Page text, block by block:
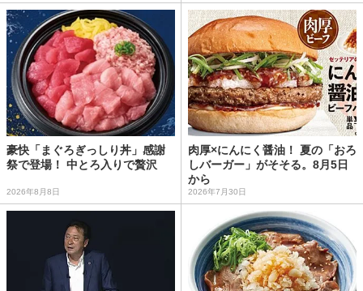
豪快「まぐろぎっしり丼」感謝
祭で登場！ 中とろ入りで贅沢
2026年8月8日
肉厚×にんにく醤油！ 夏の「おろ
しバーガー」がそそる。8月5日
から
2026年7月30日